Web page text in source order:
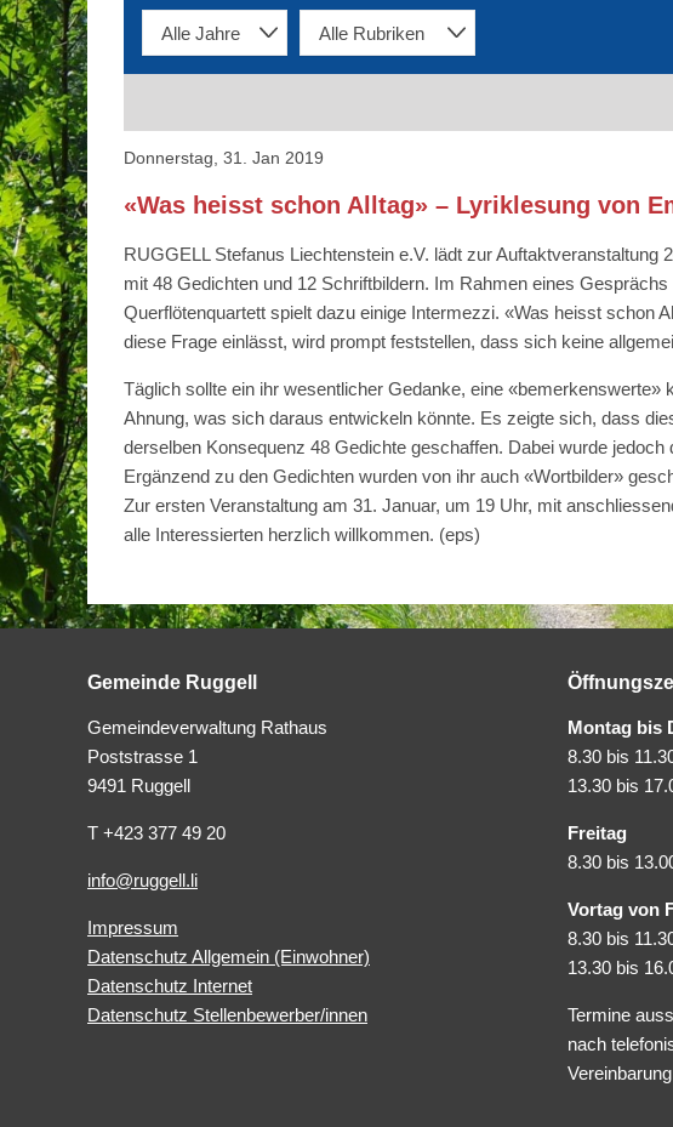
Donnerstag, 31. Jan 2019
«Was heisst schon Alltag» – Lyriklesung von
RUGGELL Stefanus Liechtenstein e.V. lädt zur
mit 48 Gedichten und 12 Schriftbildern. Im Rahmen eines
Querflötenquartett spielt dazu einige Intermezzi. «Was heisst schon
diese Frage einlässt, wird prompt feststellen, dass sich keine
Täglich sollte ein ihr wesentlicher Gedanke, eine
Ahnung, was sich daraus entwickeln könnte. Es zeigte sich, dass
derselben Konsequenz 48 Gedichte geschaffen. Dabei wurde
Ergänzend zu den Gedichten wurden von ihr auch «Wortbilder»
Zur ersten Veranstaltung am 31. Januar, um 19 Uhr, mit
alle Interessierten herzlich willkommen. (eps)
Gemeinde Ruggell
Gemeindeverwaltung Rathaus
Poststrasse 1
9491 Ruggell
T +423 377 49 20
info@ruggell.li
Impressum
Datenschutz Allgemein (Einwohner)
Datenschutz Internet
Datenschutz Stellenbewerber/innen
Montag bis
8.30 bis
13.30 bis
Freitag
8.30 bis
Vortag von
8.30 bis
13.30 bis
Termine
nach